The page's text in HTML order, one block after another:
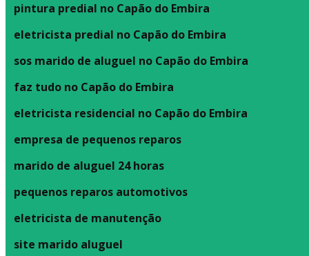
pintura predial no Capão do Embira
eletricista predial no Capão do Embira
sos marido de aluguel no Capão do Embira
faz tudo no Capão do Embira
eletricista residencial no Capão do Embira
empresa de pequenos reparos
marido de aluguel 24 horas
pequenos reparos automotivos
eletricista de manutenção
site marido aluguel